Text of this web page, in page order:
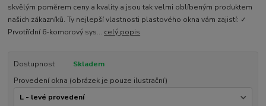
skvělým poměrem ceny a kvality a jsou tak velmi oblíbeným produktem
našich zákazníků. Ty nejlepší vlastnosti plastového okna vám zajistí: ✓
Prvotřídní 6-komorový sys... celý popis
Dostupnost
Skladem
Provedení okna (obrázek je pouze ilustrační)